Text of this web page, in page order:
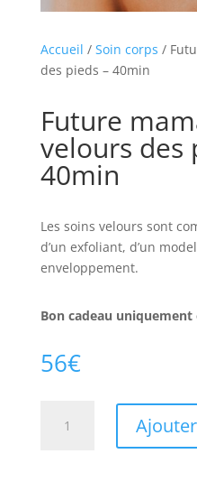
Accueil / Soin corps /
des pieds – 40min
Future
velours des
40min
Les soins velours sont
d’un exfoliant, d’un
enveloppement.
Bon cadeau
56€